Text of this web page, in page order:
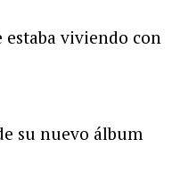
viviendo con
su nuevo álbum